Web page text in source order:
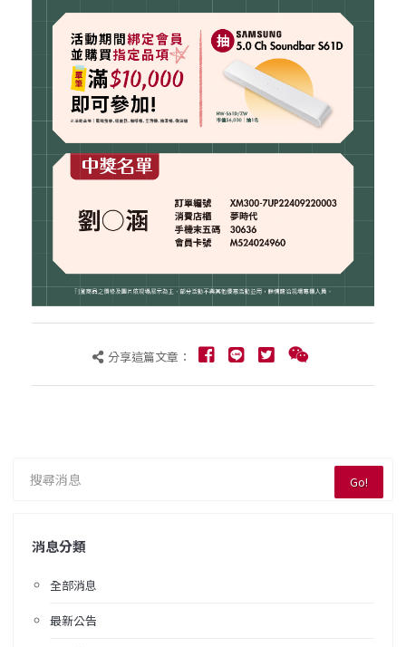
分享這篇文章：
Go!
消息分類
全部消息
最新公告